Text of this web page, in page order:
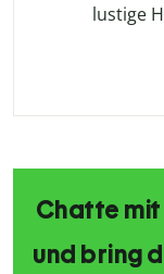
lustige
Chatte mit
und bring